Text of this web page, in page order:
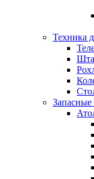
Техника
Запасные